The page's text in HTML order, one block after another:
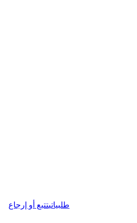
طلبياتيتتبع أو إرجاع